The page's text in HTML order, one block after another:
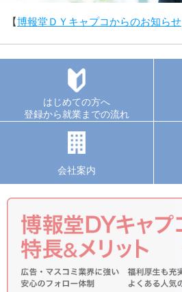
【博報堂ＤＹキャプコからのお知らせ
はじめての方へ
登録から就業までの流れ
会社案内